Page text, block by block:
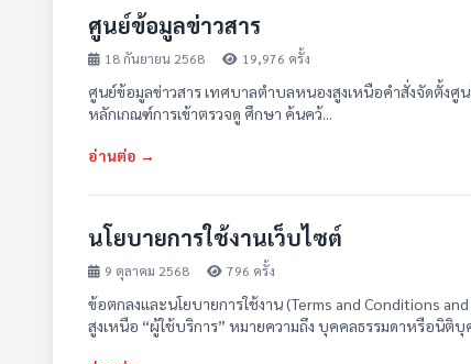
ศูนย์ข้อมูลข่าวสาร
18 กันยายน 2568 19,976 ครั้ง
ศูนย์ข้อมูลข่าวสาร เทศบาลตำบลหนองสูงเหนือ ​ คำสั่งจัดตั้ง
หลักเกณฑ์การเข้าตรวจดู ศึกษา ค้นคว้...
อ่านต่อ →
นโยบายการใช้งานเว็บไซต์
9 ตุลาคม 2568 796 ครั้ง
ข้อตกลงและนโยบายการใช้งาน (Terms and Conditions
สูงเหนือ “ผู้ใช้บริการ” หมายความถึง บุคคลธรรมดาหรือนิติบุ